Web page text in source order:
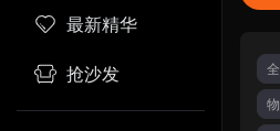
最新精华
抢沙发